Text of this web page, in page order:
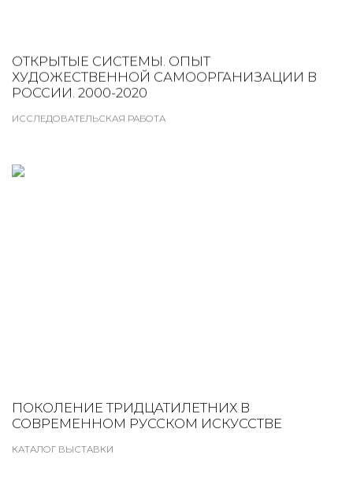
ОТКРЫТЫЕ СИСТЕМЫ. ОПЫТ
ХУДОЖЕСТВЕННОЙ САМООРГАНИЗАЦИИ В
РОССИИ. 2000-2020
ИССЛЕДОВАТЕЛЬСКАЯ РАБОТА
ПОКОЛЕНИЕ ТРИДЦАТИЛЕТНИХ В
СОВРЕМЕННОМ РУССКОМ ИСКУССТВЕ
КАТАЛОГ ВЫСТАВКИ